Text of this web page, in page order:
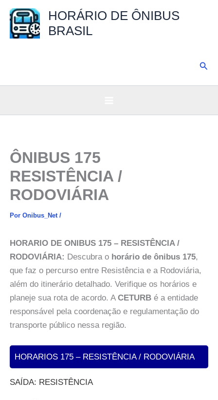
para
HORÁRIO DE ÔNIBUS
BRASIL
ÔNIBUS 175
RESISTÊNCIA /
RODOVIÁRIA
Por Onibus_Net /
HORARIO DE ONIBUS 175 – RESISTÊNCIA /
RODOVIÁRIA: Descubra o horário de ônibus 175,
que faz o percurso entre Resistência e a Rodoviária,
além do itinerário detalhado. Verifique os horários e
planeje sua rota de acordo. A CETURB é a entidade
responsável pela coordenação e regulamentação do
transporte público nessa região.
HORARIOS 175 – RESISTÊNCIA / RODOVIÁRIA
SAÍDA: RESISTÊNCIA